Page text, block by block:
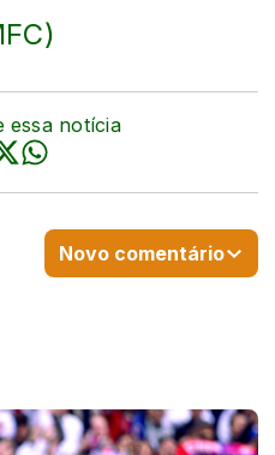
essa notícia
Novo comentário